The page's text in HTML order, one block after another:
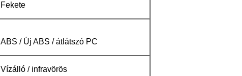
Fekete
ABS / Új ABS / átlátszó PC
Vízálló / infravörös